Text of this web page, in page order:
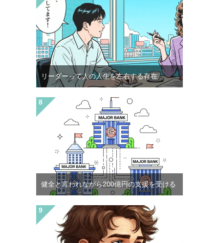
リーダーって人の人生を左右する存在
健全と言われながら200億円の支援を受ける